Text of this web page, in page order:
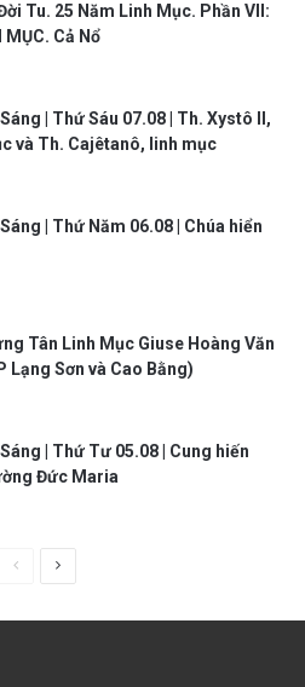
Tu. 25 Năm Linh Mục. Phần VII:
MỤC. Cả Nổ
| Thứ Sáu 07.08 | Th. Xystô II,
và Th. Cajêtanô, linh mục
| Thứ Năm 06.08 | Chúa hiển
Tân Linh Mục Giuse Hoàng Văn
Lạng Sơn và Cao Bằng)
| Thứ Tư 05.08 | Cung hiến
Đức Maria